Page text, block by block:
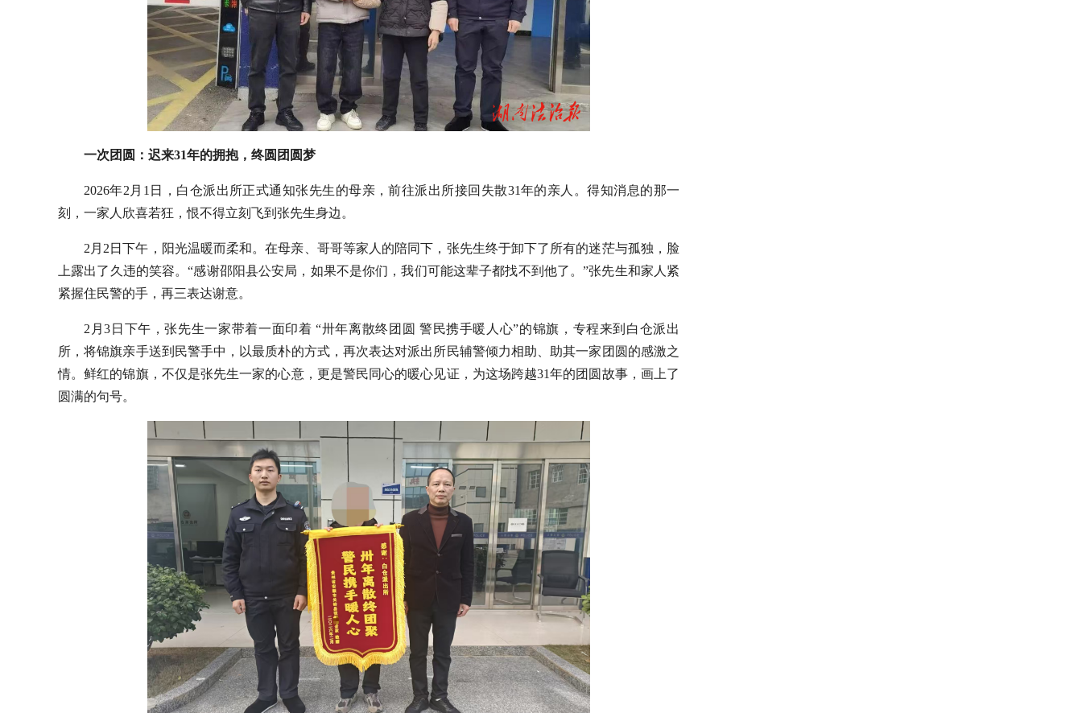
一次团圆：迟来31年的拥抱，终圆团圆梦
2026年2月1日，白仓派出所正式通知张先生的母亲，前往派出所接回失散31年的亲人。得知消息的那一
刻，一家人欣喜若狂，恨不得立刻飞到张先生身边。
2月2日下午，阳光温暖而柔和。在母亲、哥哥等家人的陪同下，张先生终于卸下了所有的迷茫与孤独，脸
上露出了久违的笑容。“感谢邵阳县公安局，如果不是你们，我们可能这辈子都找不到他了。”张先生和家人紧
紧握住民警的手，再三表达谢意。
2月3日下午，张先生一家带着一面印着 “卅年离散终团圆 警民携手暖人心”的锦旗，专程来到白仓派出
所，将锦旗亲手送到民警手中，以最质朴的方式，再次表达对派出所民辅警倾力相助、助其一家团圆的感激之
情。鲜红的锦旗，不仅是张先生一家的心意，更是警民同心的暖心见证，为这场跨越31年的团圆故事，画上了
圆满的句号。